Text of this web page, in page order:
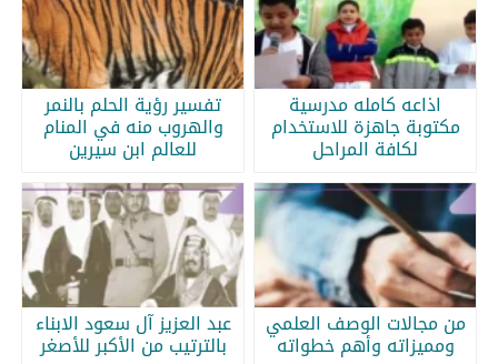
اذاعه كامله مدرسية
مكتوبة جاهزة للاستخدام
لكافة المراحل
تفسير رؤية الحلم بالنمر
والهروب منه في المنام
للعالم ابن سيرين
من مجالات الوصف العلمي
ومميزاته وأهم خطواته
عبد العزيز آل سعود الابناء
بالترتيب من الأكبر للأصغر